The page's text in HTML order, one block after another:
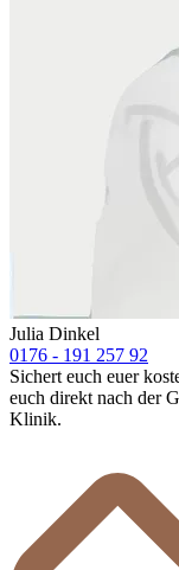
Julia Dinkel
0176 - 191 257 92
Sichert euch euer
euch direkt nach der
Klinik.